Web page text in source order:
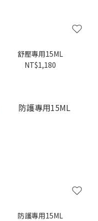
舒壓專用15ML
NT$1,180
防護專用15ML